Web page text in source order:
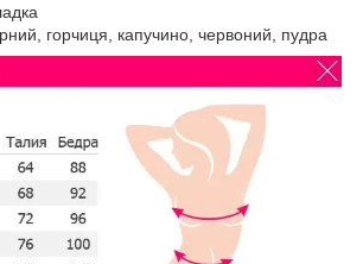
горчиця, капучино, червоний, пудра